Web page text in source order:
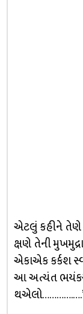
એટલું કહીને તેણે
ક્ષણે તેની
એકાએક કર્કશ
આ અત્યંત ભયંકર